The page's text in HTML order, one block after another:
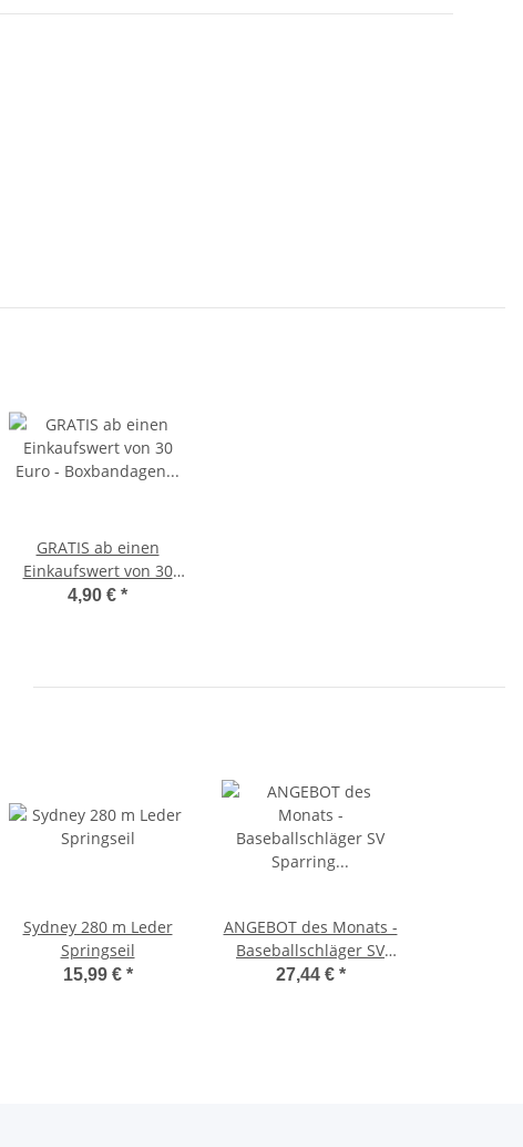
GRATIS ab einen
Einkaufswert von 30
Euro - Boxbandagen
4,90 € *
Sydney 280 m Leder
Springseil
15,99 € *
ANGEBOT des Monats -
Baseballschläger SV
Sparring Krav Maga 65
27,44 € *